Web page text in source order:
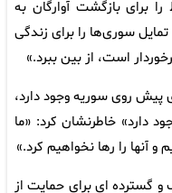
برای بازگشت آوارگان به
سوری‌ها را برای زندگی
است، از بین ببرد.»
پیش روی سوریه وجود دارد،
دارد» خاطرنشان کرد: «ما
و آنها را رها نخواهیم کرد.»
گسترده ای برای حمایت از